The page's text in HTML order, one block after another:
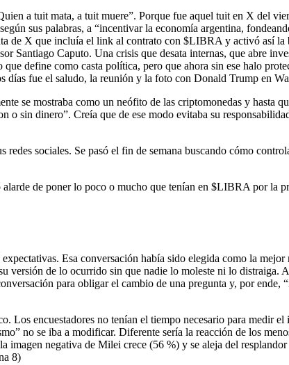
a tuit mata, a tuit muere”. Porque fue aquel tuit en X del
sus palabras, a “incentivar la economía argentina,
X que incluía el link al contrato con $LIBRA y activó así la
Santiago Caputo. Una crisis que desata internas, que abre
define como casta política, pero que ahora sin ese halo
días fue el saludo, la reunión y la foto con Donald Trump en
se mostraba como un neófito de las criptomonedas y hasta
sin dinero”. Creía que de ese modo evitaba su
sociales. Se pasó el fin de semana buscando cómo
de poner lo poco o mucho que tenían en $LIBRA por la
Esa conversación había sido elegida como la mejor
versión de lo ocurrido sin que nadie lo moleste ni lo distraiga.
para obligar el cambio de una pregunta y, por ende,
Los encuestadores no tenían el tiempo necesario para medir
no se iba a modificar. Diferente sería la reacción de los
negativa de Milei crece (56 %) y se aleja del
8)